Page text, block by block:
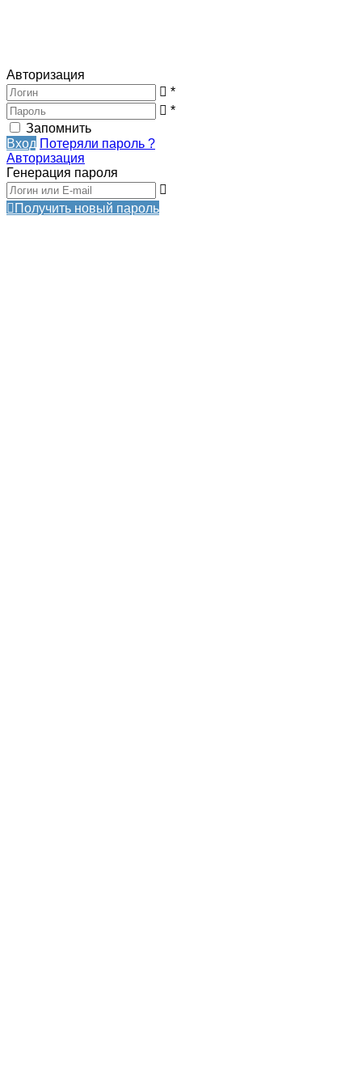
Авторизация
*
*
Запомнить
Вход Потеряли пароль ?
Авторизация
Генерация пароля
Получить новый пароль